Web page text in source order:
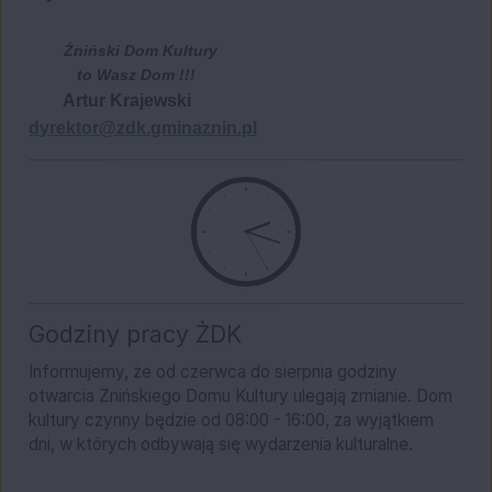
Żniński Dom Kultury
to Wasz Dom !!!
Artur Krajewski
dyrektor@zdk.gminaznin.pl
Godziny pracy ŻDK
Informujemy, że od czerwca do sierpnia godziny
otwarcia Żnińskiego Domu Kultury ulegają zmianie. Dom
kultury czynny będzie od 08:00 - 16:00, za wyjątkiem
dni, w których odbywają się wydarzenia kulturalne.